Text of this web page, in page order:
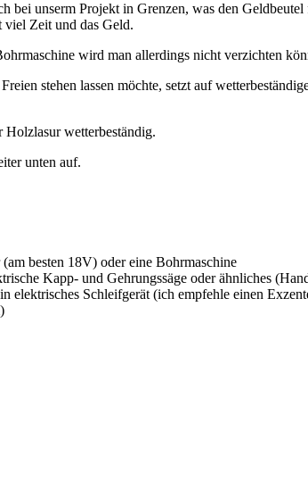
bei unserm Projekt in Grenzen, was den
viel Zeit und das Geld.
wird man allerdings nicht verzichten
stehen lassen möchte, setzt auf
wetterbeständig.
unten auf.
besten 18V) oder eine Bohrmaschine
Kapp- und Gehrungssäge oder ähnliches
elektrisches Schleifgerät (ich empfehle einen